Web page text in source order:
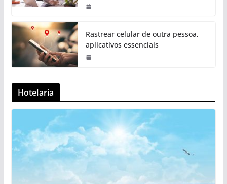
Rastrear celular de outra pessoa,
aplicativos essenciais
Hotelaria